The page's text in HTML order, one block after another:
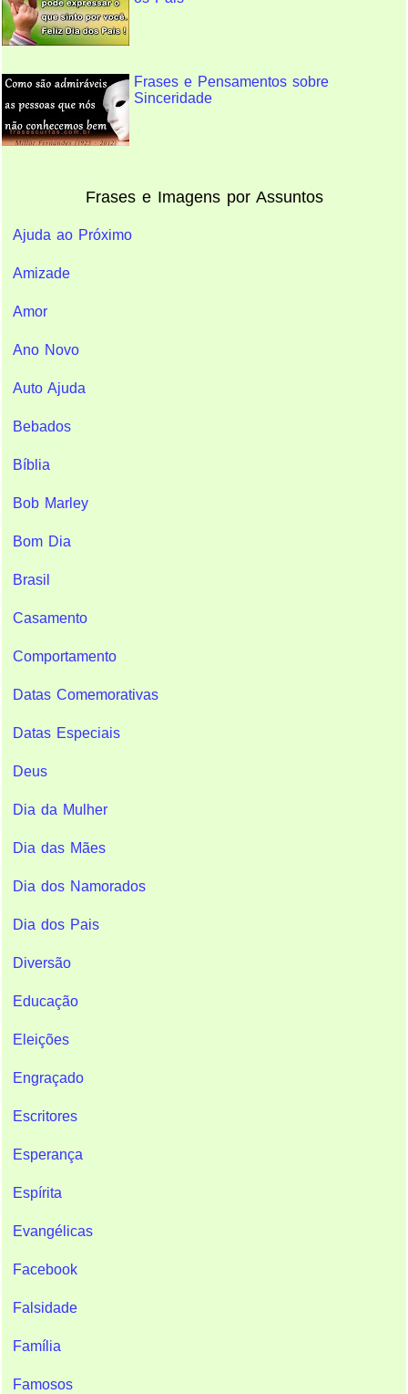
Frases e Pensamentos sobre
Sinceridade
Frases e Imagens por Assuntos
Ajuda ao Próximo
Amizade
Amor
Ano Novo
Auto Ajuda
Bebados
Bíblia
Bob Marley
Bom Dia
Brasil
Casamento
Comportamento
Datas Comemorativas
Datas Especiais
Deus
Dia da Mulher
Dia das Mães
Dia dos Namorados
Dia dos Pais
Diversão
Educação
Eleições
Engraçado
Escritores
Esperança
Espírita
Evangélicas
Facebook
Falsidade
Família
Famosos